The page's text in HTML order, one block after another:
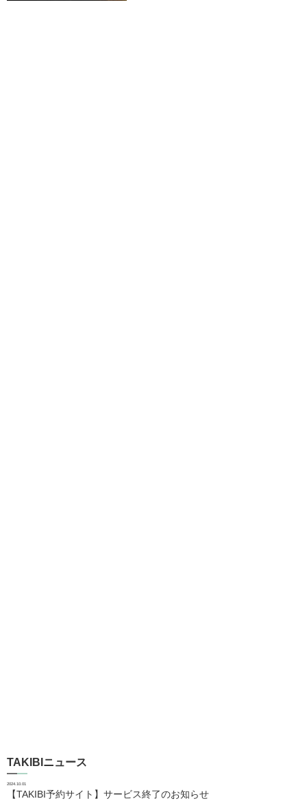
TAKIBIニュース
2024.10.01
【TAKIBI予約サイト】サービス終了のお知らせ